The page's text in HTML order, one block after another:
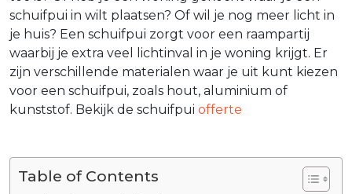
schuifpui in wilt plaatsen? Of wil je nog meer licht in
je huis? Een schuifpui zorgt voor een raampartij
waarbij je extra veel lichtinval in je woning krijgt. Er
zijn verschillende materialen waar je uit kunt kiezen
voor een schuifpui, zoals hout, aluminium of
kunststof. Bekijk de schuifpui offerte
Table of Contents